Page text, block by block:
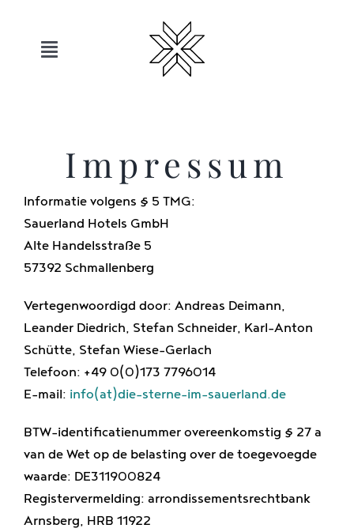
inhoudToggle
Sauerland
Aanbiedingen
Beweging
Ontspanning
Genieten
Impressum
Informatie volgens § 5 TMG:
Sauerland Hotels GmbH
Alte Handelsstraße 5
57392 Schmallenberg
Vertegenwoordigd door: Andreas Deimann,
Leander Diedrich, Stefan Schneider, Karl-Anton
Schütte, Stefan Wiese-Gerlach
Telefoon: +49 0(0)173 7796014
E-mail: info(at)die-sterne-im-sauerland.de
BTW-identificatienummer overeenkomstig § 27 a
van de Wet op de belasting over de toegevoegde
waarde: DE311900824
Registervermelding: arrondissementsrechtbank
Arnsberg, HRB 11922